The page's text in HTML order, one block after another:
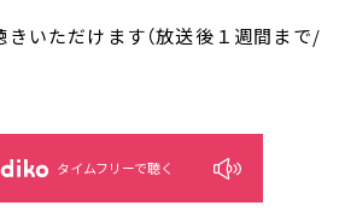
いただけます（放送後１週間まで/
タイムフリーで聴く